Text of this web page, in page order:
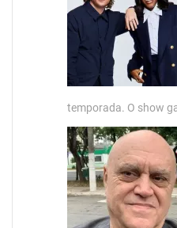
temporada. O show